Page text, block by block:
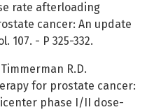
rate afterloading
cancer: An update
107. - Р 325-332.
Timmerman R.D.
for prostate cancer:
phase I/II dose-